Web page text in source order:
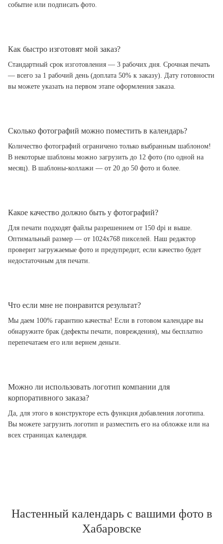
событие или подписать фото.
Как быстро изготовят мой заказ?
Стандартный срок изготовления — 3 рабочих дня. Срочная печать
— всего за 1 рабочий день (доплата 50% к заказу). Дату готовности
вы можете указать на первом этапе оформления заказа.
Сколько фотографий можно поместить в календарь?
Количество фотографий ограничено только выбранным шаблоном!
В некоторые шаблоны можно загрузить до 12 фото (по одной на
месяц). В шаблоны-коллажи — от 20 до 50 фото и более.
Какое качество должно быть у фотографий?
Для печати подходят файлы разрешением от 150 dpi и выше.
Оптимальный размер — от 1024x768 пикселей. Наш редактор
проверит загружаемые фото и предупредит, если качество будет
недостаточным для печати.
Что если мне не понравится результат?
Мы даем 100% гарантию качества! Если в готовом календаре вы
обнаружите брак (дефекты печати, повреждения), мы бесплатно
перепечатаем его или вернем деньги.
Можно ли использовать логотип компании для
корпоративного заказа?
Да, для этого в конструкторе есть функция добавления логотипа.
Вы можете загрузить логотип и разместить его на обложке или на
всех страницах календаря.
Настенный календарь с вашими фото в
Хабаровске